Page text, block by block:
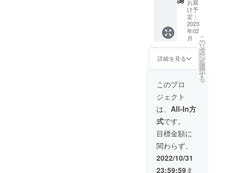
（北海
道、沖
縄、離
島は送
料がか
かりま
す。）
ントヘ
アース
タイル
の写真
¥5,000
Tシャツ
¥5,500
ヘアー
スタイ
リング
整髪料
¥1,760
MA-1刺
繍バー
ジョ
ン
¥29,800
（ブ
ラック
ボ
お届
け予
定：
2023
年02
月
詳細を見る
こ
の
リ
タ
ー
ン
を
選
択
す
る
このプロ
ジェクト
は、 All-In方
式です。
目標金額に
関わらず、
2022/10/31
23:59:59ま